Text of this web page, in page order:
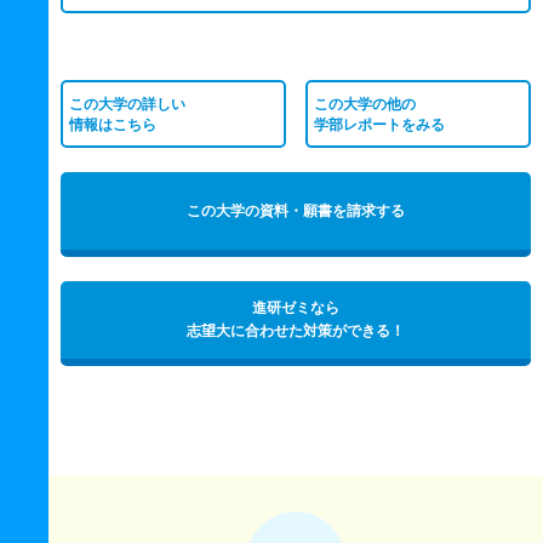
この大学の詳しい
情報はこちら
この大学の他の
学部レポートをみる
この大学の資料・願書を請求する
進研ゼミなら
志望大に合わせた対策ができる！